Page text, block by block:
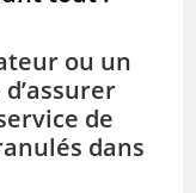
ou un
de
dans